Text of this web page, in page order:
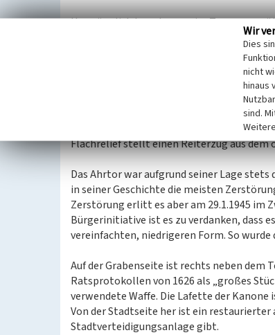
Ursprünglich konnte man im
Jahrhundert sehen. Diese wurde jedoch
1995 im städtischen Museum betrachtet
Torbogen. Vermutlich stammt das Relief
Bogen verarbeitet wurde. Mitte des 16.
errichtet, der vom Ahrtor zum Kloster
Jesu nachzuerleben, indem sie den Weg
Teilen. Eine Hochrelief und einem
Flachrelief stellt einen Reiterzug aus dem
Das Ahrtor war aufgrund seiner Lage
in seiner Geschichte die meisten
Zerstörung erlitt es aber am 29.1.1945
Bürgerinitiative ist es zu verdanken, dass
vereinfachten, niedrigeren Form. So
Auf der Grabenseite ist rechts neben dem
Ratsprotokollen von 1626 als „großes
verwendete Waffe. Die Lafette der Kanone
Von der Stadtseite her ist ein restaurierter
Stadtverteidigungsanlage gibt.
Wir
Dies
nicht
hinaus
sind.